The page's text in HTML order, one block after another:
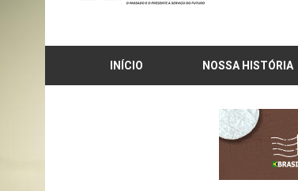
INÍCIO NOSSA HISTÓRIA